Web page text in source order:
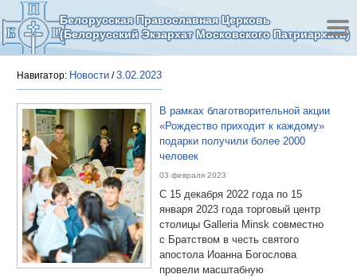
Белорусская Православная Церковь
(Белорусский Экзархат Московского Патриархата)
Навигатор: Новости /3.02.2023
В рамках благотворительной акции
«Рождество приходит к каждому»
подарки получили более 2000
человек
03 февраля 2023
С 15 декабря 2022 года по 15
января 2023 года торговый центр
столицы Galleria Minsk совместно
с Братством в честь святого
апостола Иоанна Богослова
провели масштабную